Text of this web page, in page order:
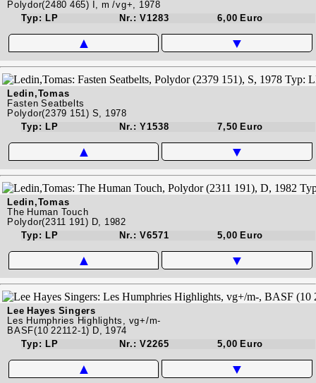
Polydor(2480 465) I, m /vg+, 1978
Typ: LP
Nr.: V1283 6,00 Euro
▲ ▼
Ledin,Tomas
Fasten Seatbelts
Polydor(2379 151) S, 1978
Typ: LP
Nr.: Y1538 7,50 Euro
▲ ▼
Ledin,Tomas
The Human Touch
Polydor(2311 191) D, 1982
Typ: LP
Nr.: V6571 5,00 Euro
▲ ▼
Lee Hayes Singers
Les Humphries Highlights, vg+/m-
BASF(10 22112-1) D, 1974
Typ: LP
Nr.: V2265 5,00 Euro
▲ ▼